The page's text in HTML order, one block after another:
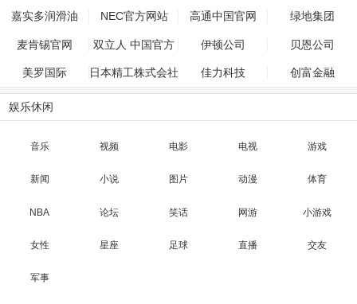
嘉实多润滑油 NEC官方网站 高通中国官网 绿地集团
麦肯锡官网 双立人 中国官方
网站
伊顿公司 贝恩公司
美罗国际 日本精工株式会社 佳力科技 创富金融
娱乐休闲
音乐 视频 电影 电视 游戏
新闻 小说 图片 动漫 体育
NBA 论坛 笑话 网游 小游戏
女性 星座 足球 直播 交友
军事